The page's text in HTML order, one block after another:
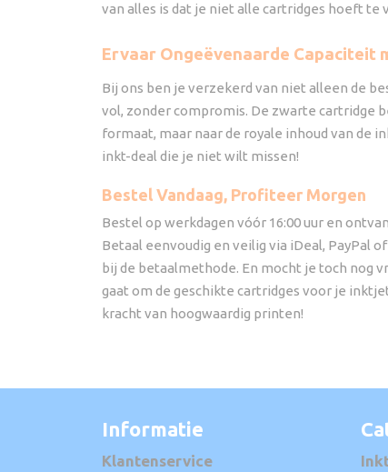
van alles is dat je niet alle cartridges hoeft
Ervaar Ongeëvenaarde Capaciteit
Bij ons ben je verzekerd van niet alleen de
vol, zonder compromis. De zwarte cartridge
formaat, maar naar de royale inhoud van de
inkt-deal die je niet wilt missen!
Bestel Vandaag, Profiteer Morgen
Bestel op werkdagen vóór 16:00 uur en
Betaal eenvoudig en veilig via iDeal, PayPal
bij de betaalmethode. En mocht je toch nog
gaat om de geschikte cartridges voor je
kracht van hoogwaardig printen!
Informatie
Klantenservice